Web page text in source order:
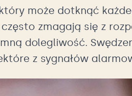
może dotknąć
zmagają się z
dolegliwość.
z sygnałów